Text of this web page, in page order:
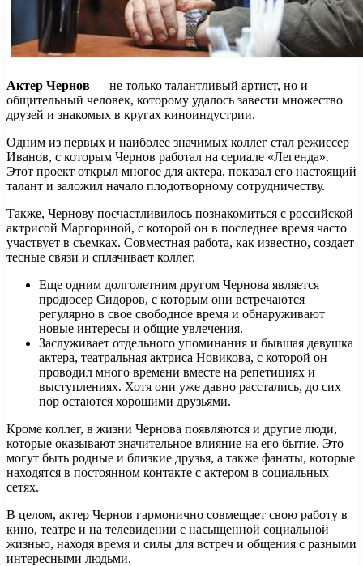
Актер Чернов — не только талантливый артист, но и
общительный человек, которому удалось завести множество
друзей и знакомых в кругах киноиндустрии.
Одним из первых и наиболее значимых коллег стал режиссер
Иванов, с которым Чернов работал на сериале «Легенда».
Этот проект открыл многое для актера, показал его настоящий
талант и заложил начало плодотворному сотрудничеству.
Также, Чернову посчастливилось познакомиться с российской
актрисой Маргориной, с которой он в последнее время часто
участвует в съемках. Совместная работа, как известно, создает
тесные связи и сплачивает коллег.
Еще одним долголетним другом Чернова является
продюсер Сидоров, с которым они встречаются
регулярно в свое свободное время и обнаруживают
новые интересы и общие увлечения.
Заслуживает отдельного упоминания и бывшая девушка
актера, театральная актриса Новикова, с которой он
проводил много времени вместе на репетициях и
выступлениях. Хотя они уже давно расстались, до сих
пор остаются хорошими друзьями.
Кроме коллег, в жизни Чернова появляются и другие люди,
которые оказывают значительное влияние на его бытие. Это
могут быть родные и близкие друзья, а также фанаты, которые
находятся в постоянном контакте с актером в социальных
сетях.
В целом, актер Чернов гармонично совмещает свою работу в
кино, театре и на телевидении с насыщенной социальной
жизнью, находя время и силы для встреч и общения с разными
интересными людьми.